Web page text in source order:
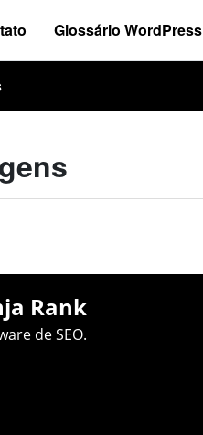
Glossário WordPress
Rank
de SEO.